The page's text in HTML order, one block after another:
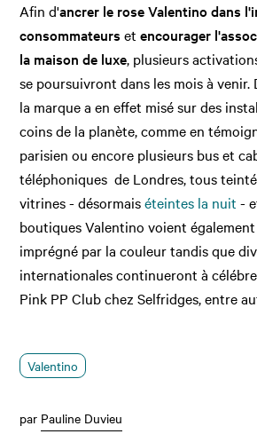
Afin d'ancrer le rose Valentino dans
consommateurs etencourager
la maison de luxe, plusieurs
se poursuivront dans les mois à venir.
la marque a en effet misé sur des
coins de la planète, comme en
parisien ou encore plusieurs bus et
téléphoniques de Londres, tous
vitrines - désormaiséteintes la nuit -
boutiques Valentino voient
imprégné par la couleur tandis que
internationales continueront à
Pink PP Club chez Selfridges, entre
Valentino
par Pauline Duvieu